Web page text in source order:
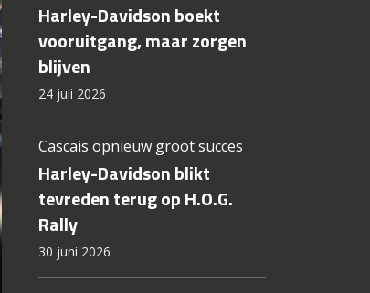
Harley-Davidson boekt
vooruitgang, maar zorgen
blijven
24 juli 2026
Cascais opnieuw groot succes
Harley-Davidson blikt
tevreden terug op H.O.G.
Rally
30 juni 2026